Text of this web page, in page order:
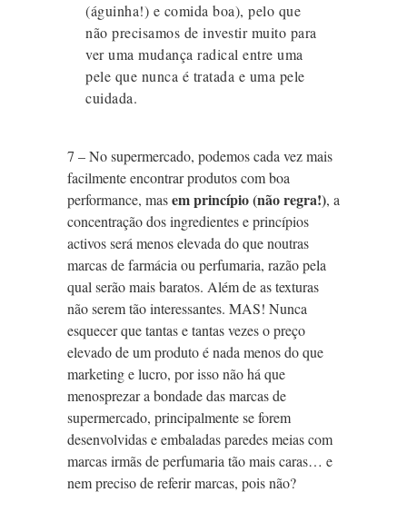
(águinha!) e comida boa), pelo que
não precisamos de investir muito para
ver uma mudança radical entre uma
pele que nunca é tratada e uma pele
cuidada.
7 – No supermercado, podemos cada vez mais
facilmente encontrar produtos com boa
performance, masem princípio (não regra!), a
concentração dos ingredientes e princípios
activos será menos elevada do que noutras
marcas de farmácia ou perfumaria, razão pela
qual serão mais baratos. Além de as texturas
não serem tão interessantes. MAS! Nunca
esquecer que tantas e tantas vezes o preço
elevado de um produto é nada menos do que
marketing e lucro, por isso não há que
menosprezar a bondade das marcas de
supermercado, principalmente se forem
desenvolvidas e embaladas paredes meias com
marcas irmãs de perfumaria tão mais caras… e
nem preciso de referir marcas, pois não?